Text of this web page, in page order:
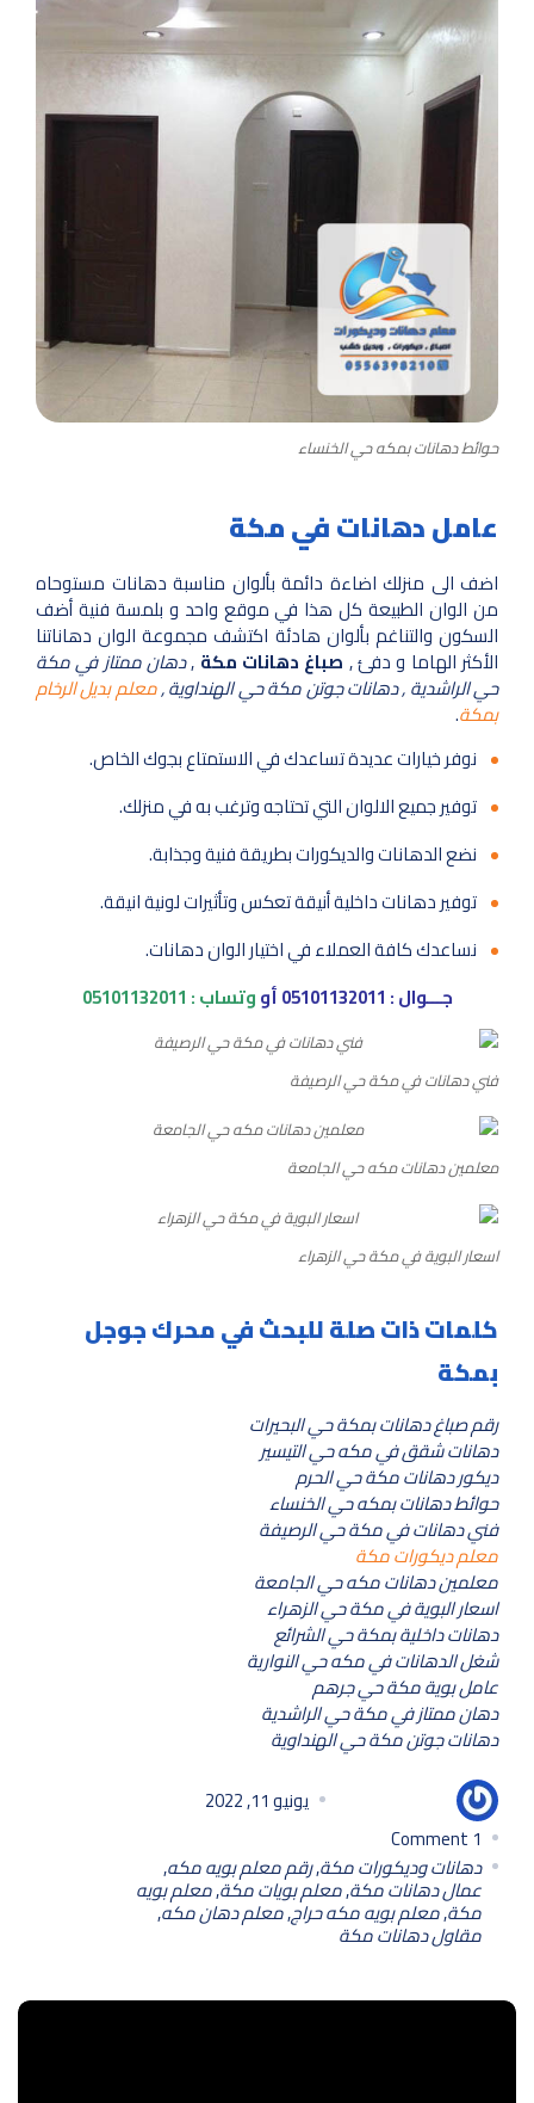
حوائط دهانات بمكه حي الخنساء
عامل دهانات في مكة
اضف الى منزلك اضاءة دائمة بألوان مناسبة دهانات مستوحاه
من الوان الطبيعة كل هذا في موقع واحد و بلمسة فنية أضف
السكون والتناغم بألوان هادئة اكتشف مجموعة الوان دهاناتنا
الأكثر الهاما و دفئ , صباغ دهانات مكة ,دهان ممتاز في مكة
حي الراشدية , دهانات جوتن مكة حي الهنداوية ,معلم بديل الرخام
بمكة.
نوفر خيارات عديدة تساعدك في الاستمتاع بجوك الخاص.
توفير جميع الالوان التي تحتاجه وترغب به في منزلك.
نضع الدهانات والديكورات بطريقة فنية وجذابة.
توفير دهانات داخلية أنيقة تعكس وتأثيرات لونية انيقة.
نساعدك كافة العملاء في اختيار الوان دهانات.
جـــوال : 05101132011أووتساب : 05101132011
فني دهانات في مكة حي الرصيفة
معلمين دهانات مكه حي الجامعة
اسعار البوية في مكة حي الزهراء
كلمات ذات صلة للبحث في محرك جوجل
بمكة
رقم صباغ دهانات بمكة حي البحيرات
دهانات شقق في مكه حي التيسير
ديكور دهانات مكة حي الحرم
حوائط دهانات بمكه حي الخنساء
فني دهانات في مكة حي الرصيفة
معلم ديكورات مكة
معلمين دهانات مكه حي الجامعة
اسعار البوية في مكة حي الزهراء
دهانات داخلية بمكة حي الشرائع
شغل الدهانات في مكه حي النوارية
عامل بوية مكة حي جرهم
دهان ممتاز في مكة حي الراشدية
دهانات جوتن مكة حي الهنداوية
يونيو 11, 2022
1
دهانات وديكورات مكة,رقم معلم بويه مكه,
عمال دهانات مكة,معلم بويات مكة,معلم بويه
مكة,معلم بويه مكه حراج,معلم دهان مكه,
مقاول دهانات مكة